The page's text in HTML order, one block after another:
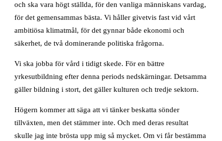
och ska vara högt ställda, för den vanliga människans vardag,
för det gemensammas bästa. Vi håller givetvis fast vid vårt
ambitiösa klimatmål, för det gynnar både ekonomi och
säkerhet, de två dominerande politiska frågorna.
Vi ska jobba för vård i tidigt skede. För en bättre
yrkesutbildning efter denna periods nedskärningar. Detsamma
gäller bildning i stort, det gäller kulturen och tredje sektorn.
Högern kommer att säga att vi tänker beskatta sönder
tillväxten, men det stämmer inte. Och med deras resultat
skulle jag inte brösta upp mig så mycket. Om vi får bestämma